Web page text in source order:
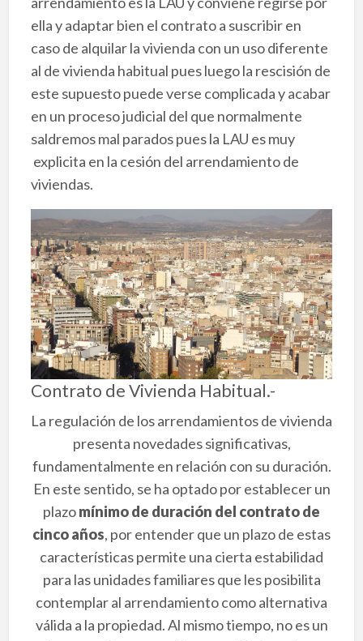
ella y adaptar bien el contrato a suscribir en
caso de alquilar la vivienda con un uso diferente
al de vivienda habitual pues luego la rescisión de
este supuesto puede verse complicada y acabar
en un proceso judicial del que normalmente
saldremos mal parados pues la LAU es muy
explicita en la cesión del arrendamiento de
viviendas.
Contrato de Vivienda Habitual.-
La regulación de los arrendamientos de vivienda
presenta novedades significativas,
fundamentalmente en relación con su duración.
En este sentido, se ha optado por establecer un
plazomínimo de duración del contrato de
cinco años, por entender que un plazo de estas
características permite una cierta estabilidad
para las unidades familiares que les posibilita
contemplar al arrendamiento como alternativa
válida a la propiedad. Al mismo tiempo, no es un